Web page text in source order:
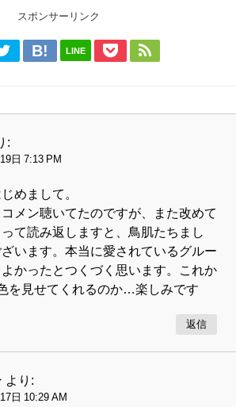
スポンサーリンク
LINE
:
日 7:13 PM
めまして。
メン聴いてたのですが、また改めて
て読み返しますと、鳥肌たちまし
います。本当に愛されているグルー
かったとつくづく思います。これか
を見せてくれるのか…楽しみです
返信
より:
日 10:29 AM